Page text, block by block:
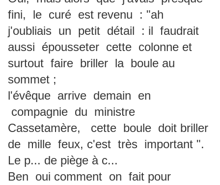
fini, le curé est revenu : "ah
j'oubliais un petit détail : il faudrait
aussi épousseter cette colonne et
surtout faire briller la boule au
sommet ;
l'évêque arrive demain en
compagnie du ministre
Cassetamère, cette boule doit briller
de mille feux, c'est très important ".
Le p... de piège à c...
Ben oui comment on fait pour